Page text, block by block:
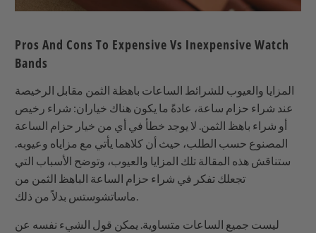
Pros And Cons To Expensive Vs Inexpensive Watch
Bands
المزايا والعيوب للشرائط الساعات باهظة الثمن مقابل الرخيصة
عند شراء حزام ساعة، عادةً ما يكون هناك خياران: شراء رخيص
أو شراء باهظ الثمن. لا يوجد خطأ في أي من خيار حزام الساعة
المصنوع حسب الطلب، حيث أن كلاهما يأتي مع مزاياه وعيوبه.
ستناقش هذه المقالة تلك المزايا والعيوب، وتوضح الأسباب التي
تجعلك تفكر في شراء حزام الساعة الباهظ الثمن من
ماساتشوستس بدلاً من ذلك.
ليست جميع الساعات متساوية. يمكن قول الشيء نفسه عن